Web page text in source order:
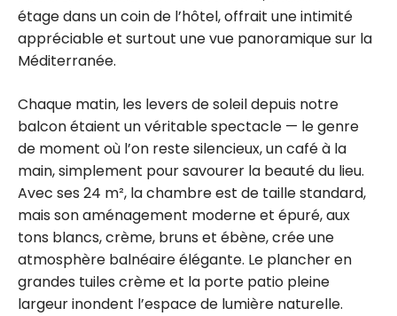
étage dans un coin de l’hôtel, offrait une intimité
appréciable et surtout une vue panoramique sur la
Méditerranée.
Chaque matin, les levers de soleil depuis notre
balcon étaient un véritable spectacle — le genre
de moment où l’on reste silencieux, un café à la
main, simplement pour savourer la beauté du lieu.
Avec ses 24 m², la chambre est de taille standard,
mais son aménagement moderne et épuré, aux
tons blancs, crème, bruns et ébène, crée une
atmosphère balnéaire élégante. Le plancher en
grandes tuiles crème et la porte patio pleine
largeur inondent l’espace de lumière naturelle.